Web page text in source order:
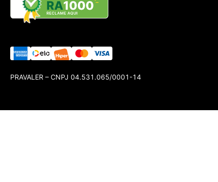
PRAVALER – CNPJ 04.531.065/0001-14